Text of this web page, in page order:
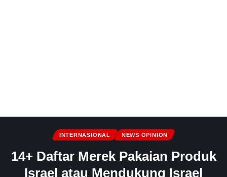
INTERNASIONAL NEWS OPINION
14+ Daftar Merek Pakaian Produk
Israel atau Mendukung Israel